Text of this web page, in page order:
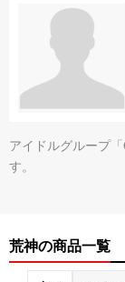
アイドルグループ
す。
荒神の商品一覧